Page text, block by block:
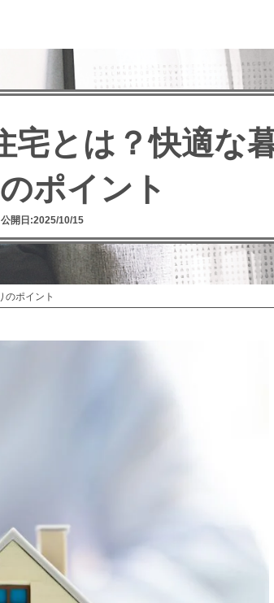
とは？快適な
ポイント
公開日:2025/10/15
のポイント